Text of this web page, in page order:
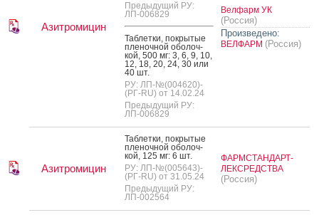
Азитромицин
Предыдущий РУ:
ЛП-006829
Таб­летки, пок­ры­тые
пле­ноч­ной обо­лоч­
кой, 500 мг: 3, 6, 9, 10,
12, 18, 20, 24, 30 или
40 шт.
РУ: ЛП-№(004620)-
(РГ-RU) от 14.02.24
Предыдущий РУ:
ЛП-006829
Велфарм УК
(Россия)
Произведено:
ВЕЛФАРМ (Россия)
Азитромицин
Таб­летки, пок­ры­тые
пле­ноч­ной обо­лоч­
кой, 125 мг: 6 шт.
РУ: ЛП-№(005643)-
(РГ-RU) от 31.05.24
Предыдущий РУ:
ЛП-002564
ФАРМСТАНДАРТ-
ЛЕКСРЕДСТВА
(Россия)